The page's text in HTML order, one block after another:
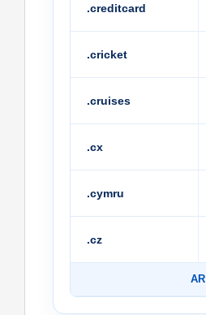
.creditcard
.cricket
.cruises
.cx
.cymru
.cz
AR